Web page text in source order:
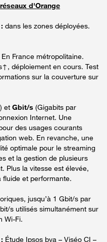
réseaux d'Orange
dans les zones déployées.
En France métropolitaine.
déploiement en cours. Test
sur la couverture sur
et Gbit/s (Gigabits par
Internet. Une
des usages courants
web. En revanche, une
optimale pour le streaming
et la gestion de plusieurs
Plus la vitesse est élevée,
fluide et performante.
jusqu’à 1 Gbit/s par
s utilisés simultanément sur
Wi-Fi.
Étude Ipsos bva – Viséo CI –